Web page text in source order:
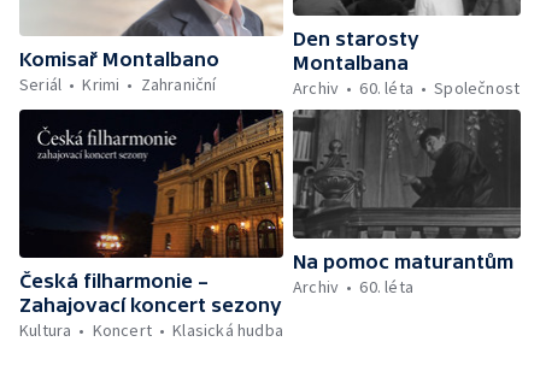
Komisař Montalbano
Seriál
Krimi Zahraniční
Den starosty
Montalbana
Archiv
60. léta Společnost
Česká filharmonie –
Zahajovací koncert sezony
Kultura
Koncert Klasická hudba
Na pomoc maturantům
Archiv
60. léta